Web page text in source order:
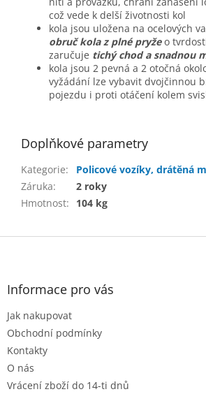
což vede k delší životnosti kol
kola jsou uložena na ocelových
obruč kola z plné pryžeo
zaručuje tichý chod a snadnou
kola jsou 2 pevná a 2 otočná
vyžádání lze vybavit dvojčinnou
pojezdu i proti otáčení kolem
Doplňkové parametry
Kategorie:
Policové vozíky, drátěná
Záruka:
2 roky
Hmotnost: 104 kg
Z
Informace pro vás
Jak nakupovat
Obchodní podmínky
Kontakty
O nás
Vrácení zboží do 14-ti dnů